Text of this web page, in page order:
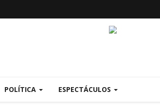
POLÍTICA ESPECTÁCULOS